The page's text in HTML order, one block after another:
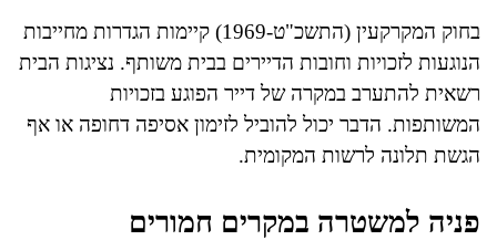
בחוק המקרקעין (התשכ"ט-1969) קיימות הגדרות מחייבות
הנוגעות לזכויות וחובות הדיירים בבית משותף. נציגות הבית
רשאית להתערב במקרה של דייר הפוגע בזכויות
המשותפות. הדבר יכול להוביל לזימון אסיפה דחופה או אף
הגשת תלונה לרשות המקומית.
פניה למשטרה במקרים חמורים